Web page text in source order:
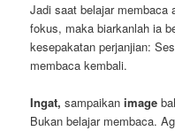
Jadi saat belajar
fokus, maka biarkanlah ia
kesepakatan perjanjian:
membaca kembali.
Ingat, sampaikan image
Bukan belajar membaca.